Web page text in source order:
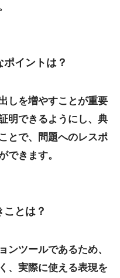
イントは？
しを増やすことが重要
明できるようにし、典
とで、問題へのレスポ
できます。
とは？
ンツールであるため、
、実際に使える表現を